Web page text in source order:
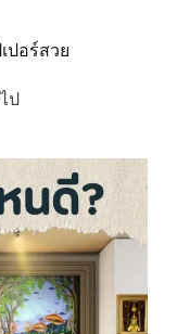
ปอร์สวย
ป